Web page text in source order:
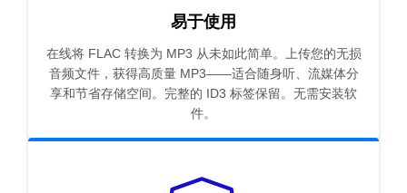
易于使用
在线将 FLAC 转换为 MP3 从未如此简单。上传您的无损
音频文件，获得高质量 MP3——适合随身听、流媒体分
享和节省存储空间。完整的 ID3 标签保留。无需安装软
件。